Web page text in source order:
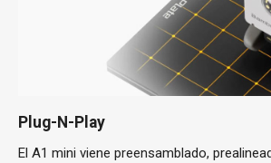
Plug-N-Play
El A1 mini viene preensamblado,